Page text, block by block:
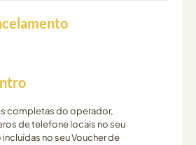
completas do operador,
de telefone locais no seu
no seu Voucher de